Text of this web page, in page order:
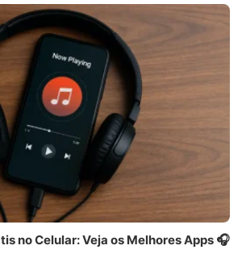
no Celular: Veja os Melhores Apps 🎧